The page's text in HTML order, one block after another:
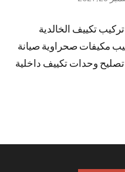
تعليقات
تكييف الخالدية
مكيفات صحراوية صيانة
وحدات تكييف داخلية